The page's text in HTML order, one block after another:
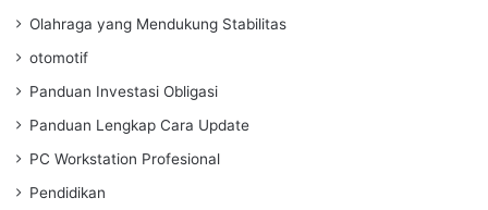
Olahraga yang Mendukung Stabilitas
otomotif
Panduan Investasi Obligasi
Panduan Lengkap Cara Update
PC Workstation Profesional
Pendidikan